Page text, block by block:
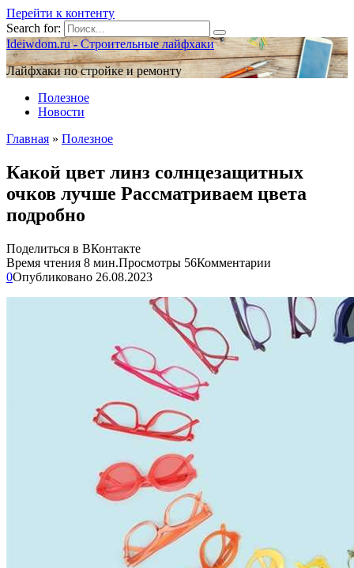
Перейти к контенту
Search for:
Ideiwdom.ru - Строительные лайфхаки
Лайфхаки по стройке и ремонту
Полезное
Новости
Главная » Полезное
Какой цвет линз солнцезащитных
очков лучше Рассматриваем цвета
подробно
Поделиться в ВКонтакте
Время чтения 8 мин.Просмотры 56Комментарии
0Опубликовано 26.08.2023